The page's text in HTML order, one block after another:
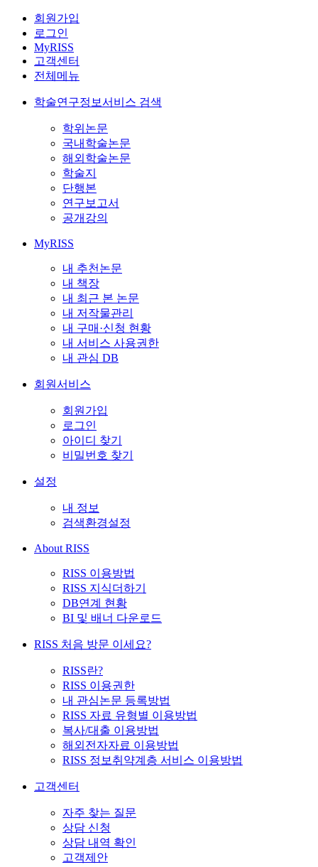
회원가입
로그인
MyRISS
고객센터
전체메뉴
학술연구정보서비스 검색
학위논문
국내학술논문
해외학술논문
학술지
단행본
연구보고서
공개강의
MyRISS
내 추천논문
내 책장
내 최근 본 논문
내 저작물관리
내 구매·신청 현황
내 서비스 사용권한
내 관심 DB
회원서비스
회원가입
로그인
아이디 찾기
비밀번호 찾기
설정
내 정보
검색환경설정
About RISS
RISS 이용방법
RISS 지식더하기
DB연계 현황
BI 및 배너 다운로드
RISS 처음 방문 이세요?
RISS란?
RISS 이용권한
내 관심논문 등록방법
RISS 자료 유형별 이용방법
복사/대출 이용방법
해외전자자료 이용방법
RISS 정보취약계층 서비스 이용방법
고객센터
자주 찾는 질문
상담 신청
상담 내역 확인
고객제안